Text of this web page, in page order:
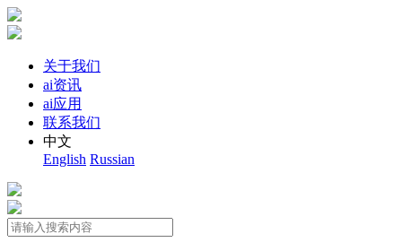
关于我们
ai资讯
ai应用
联系我们
中文
English Russian